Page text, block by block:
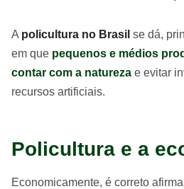
A policultura no Brasil se dá,
em que pequenos e médios
contar com a natureza e evitar
recursos artificiais.
Policultura e a
Economicamente, é correto